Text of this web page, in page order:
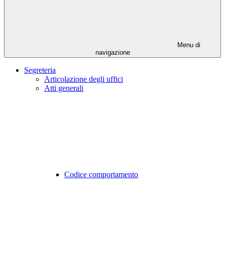
Menu di
navigazione
Segreteria
Articolazione degli uffici
Atti generali
Codice comportamento